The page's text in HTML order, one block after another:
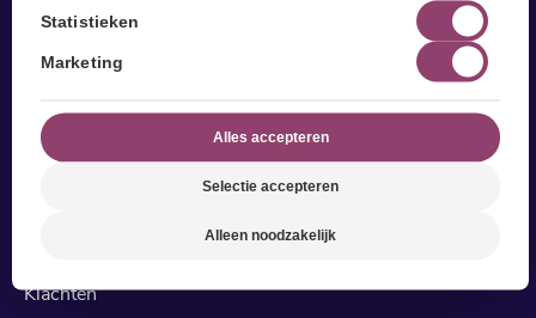
Statistieken
Marketing
Alles accepteren
Selectie accepteren
Alleen noodzakelijk
Klachten